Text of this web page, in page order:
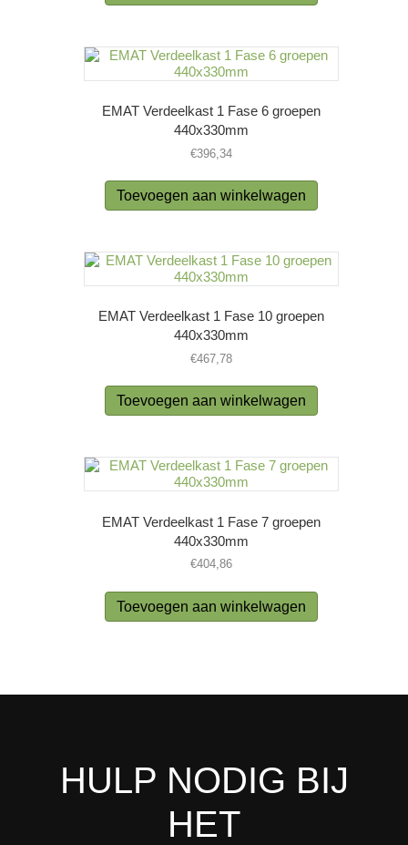
EMAT Verdeelkast 1 Fase 6 groepen
440x330mm
€396,34
Toevoegen aan winkelwagen
EMAT Verdeelkast 1 Fase 10 groepen
440x330mm
€467,78
Toevoegen aan winkelwagen
EMAT Verdeelkast 1 Fase 7 groepen
440x330mm
€404,86
Toevoegen aan winkelwagen
HULP NODIG BIJ
HET